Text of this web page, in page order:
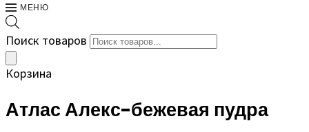
МЕНЮ
Поиск товаров
Корзина
Атлас Алекс-бежевая пудра